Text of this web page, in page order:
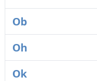
Ob
Oh
Ok